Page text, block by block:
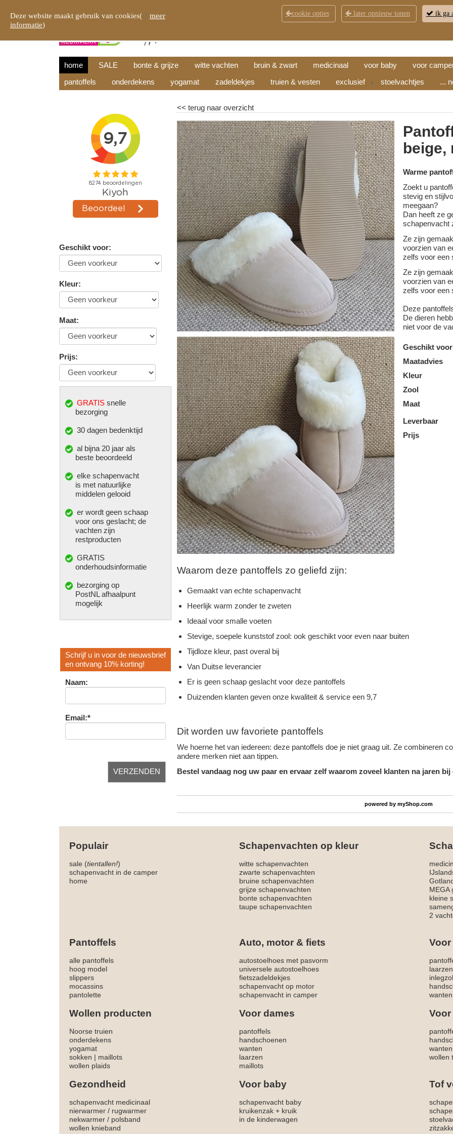
KLANTENSERVICE CONTACT
home SALE bonte & grijze witte vachten bruin & zwart medicinaal voor baby voor
pantoffels
onderdekens yogamat zadeldekjes truien & vesten exclusief ▼ stoelvachtjes ...
Geschikt voor:
Kleur:
Maat:
Prijs:
GRATIS snelle
bezorging
30 dagen bedenktijd
al bijna 20 jaar als
beste beoordeeld
elke schapenvacht
is met natuurlijke
middelen gelooid
er wordt geen schaap
voor ons geslacht; de
vachten zijn
restproducten
GRATIS
onderhoudsinformatie
bezorging op
PostNL afhaalpunt
mogelijk
Schrijf u in voor de nieuwsbrief
en ontvang 10% korting!
Naam:
Email:*
<<terug naar overzicht
beige,
Warme
Zoekt u
stevig en
meegaan?
Dan heeft ze
schapenvacht
Ze zijn
voorzien van
zelfs voor een
Ze zijn
voorzien van
zelfs voor een
Deze
De dieren
niet voor de
Geschikt voor
Maatadvies
Kleur
Zool
Maat
Leverbaar
Prijs
Waarom deze pantoffels zo geliefd zijn:
Gemaakt van echte schapenvacht
Heerlijk warm zonder te zweten
Ideaal voor smalle voeten
Stevige, soepele kunststof zool: ook geschikt voor even naar buiten
Tijdloze kleur, past overal bij
Van Duitse leverancier
Er is geen schaap geslacht voor deze pantoffels
Duizenden klanten geven onze kwaliteit & service een 9,7
Dit worden uw favoriete pantoffels
We hoerne het van iedereen: deze pantoffels doe je niet graag uit. Ze combineren
andere merken niet aan tippen.
Bestel vandaag nog uw paar en ervaar zelf waarom zoveel klanten na jaren
powered bymyShop.com
Populair Schapenvachten op kleur
sale (tientallen!) witte schapenvachten
schapenvacht in de camper
zwarte schapenvachten
home
bruine schapenvachten
grijze schapenvachten
MEGA
bonte schapenvachten
kleine
taupe schapenvachten
2
Pantoffels Auto, motor & fiets
alle pantoffels autostoelhoes met pasvorm
hoog model
universele autostoelhoes
laarzen
slippers
fietszadeldekjes
mocassins
schapenvacht op motor
pantolette
schapenvacht in camper wanten
Wollen producten Voor dames Voor
Noorse truien pantoffels
onderdekens
handschoenen
yogamat
wanten
wanten
sokken | maillots laarzen
wollen
wollen plaids
maillots
Gezondheid Voor baby Tof
schapenvacht medicinaal schapenvacht baby
nierwarmer / rugwarmer kruikenzak + kruik
nekwarmer / polsband in de kinderwagen
wollen knieband
Deze website maakt gebruik van cookies(
meer
informatie)
cookie opties later opnieuw tonen ik ga